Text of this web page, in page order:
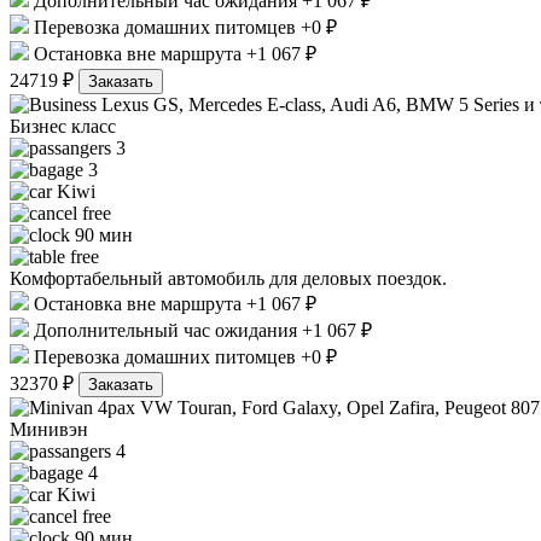
Перевозка домашних питомцев +0 ₽
Остановка вне маршрута +1 067 ₽
24719 ₽
Заказать
Lexus GS, Mercedes E-class, Audi A6, BMW 5 Series и
Бизнес класс
3
3
Kiwi
free
90 мин
free
Комфортабельный автомобиль для деловых поездок.
Остановка вне маршрута +1 067 ₽
Дополнительный час ожидания +1 067 ₽
Перевозка домашних питомцев +0 ₽
32370 ₽
Заказать
VW Touran, Ford Galaxy, Opel Zafira, Peugeot
Минивэн
4
4
Kiwi
free